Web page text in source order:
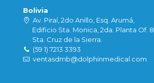
Bolivia
Av. Piraí, 2do Anillo, Esq. Arumá,
Edificio Sta. Monica, 2da. Planta Of. 8
Sta. Cruz de la Sierra.
(59 1) 7213 3393
ventasdmb@dolphinmedical.com